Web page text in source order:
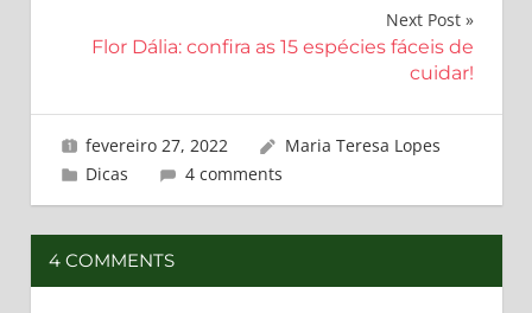
Post
Next Post
Flor Dália: confira as 15 espécies fáceis de
cuidar!
fevereiro 27, 2022
Maria Teresa Lopes
Dicas
4 comments
4 COMMENTS